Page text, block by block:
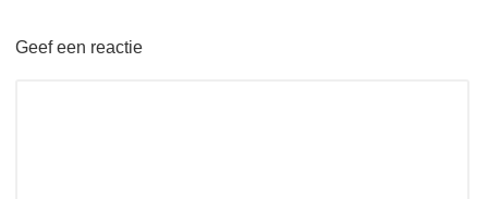
Geef een reactie